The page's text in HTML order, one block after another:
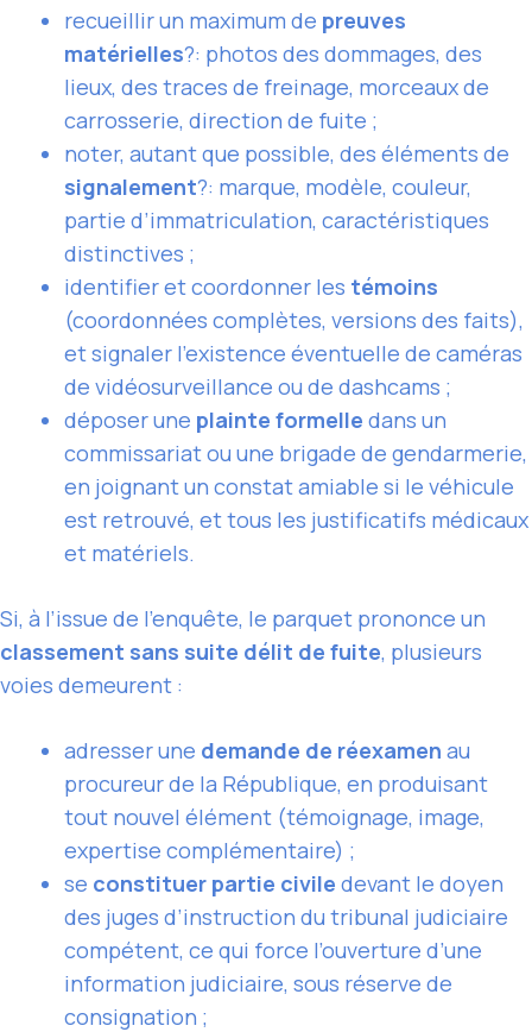
recueillir un maximum de preuves
matérielles?: photos des dommages, des
lieux, des traces de freinage, morceaux de
carrosserie, direction de fuite ;
noter, autant que possible, des éléments de
signalement?: marque, modèle, couleur,
partie d’immatriculation, caractéristiques
distinctives ;
identifier et coordonner les témoins
(coordonnées complètes, versions des faits),
et signaler l’existence éventuelle de caméras
de vidéosurveillance ou de dashcams ;
déposer une plainte formelle dans un
commissariat ou une brigade de gendarmerie,
en joignant un constat amiable si le véhicule
est retrouvé, et tous les justificatifs médicaux
et matériels.
Si, à l’issue de l’enquête, le parquet prononce un
classement sans suite délit de fuite, plusieurs
voies demeurent :
adresser une demande de réexamen au
procureur de la République, en produisant
tout nouvel élément (témoignage, image,
expertise complémentaire) ;
se constituer partie civile devant le doyen
des juges d’instruction du tribunal judiciaire
compétent, ce qui force l’ouverture d’une
information judiciaire, sous réserve de
consignation ;